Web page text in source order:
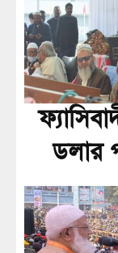
ডলার